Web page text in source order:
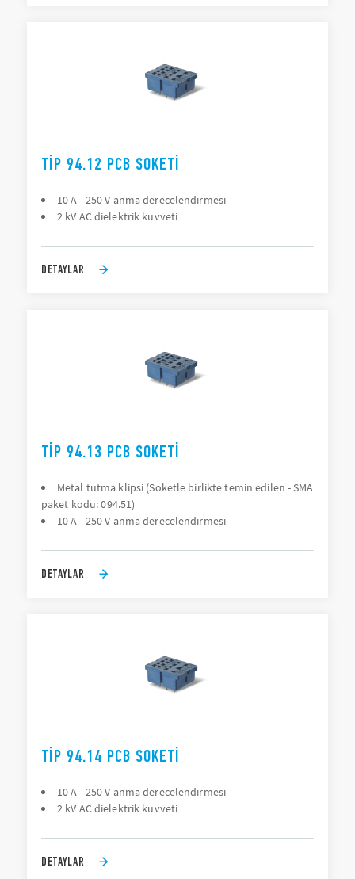
TIP 94.12 PCB SOKETI
10 A - 250 V anma derecelendirmesi
2 kV AC dielektrik kuvveti
DETAYLAR
TIP 94.13 PCB SOKETI
Metal tutma klipsi (Soketle birlikte temin edilen - SMA
paket kodu: 094.51)
10 A - 250 V anma derecelendirmesi
DETAYLAR
TIP 94.14 PCB SOKETI
10 A - 250 V anma derecelendirmesi
2 kV AC dielektrik kuvveti
DETAYLAR